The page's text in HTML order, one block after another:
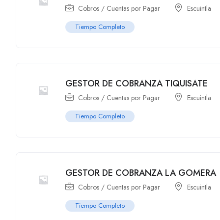
Cobros / Cuentas por Pagar Escuintla
Tiempo Completo
GESTOR DE COBRANZA TIQUISATE
Cobros / Cuentas por Pagar Escuintla
Tiempo Completo
GESTOR DE COBRANZA LA GOMERA
Cobros / Cuentas por Pagar Escuintla
Tiempo Completo